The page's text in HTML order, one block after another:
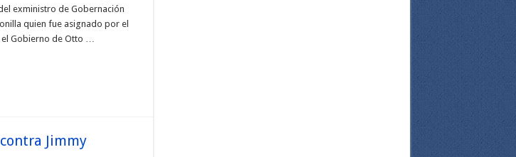
exministro de Gobernación
quien fue asignado por el
el Gobierno de Otto …
Jimmy